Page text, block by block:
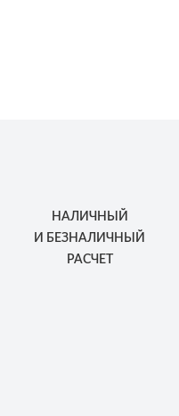
НАЛИЧНЫЙ
И БЕЗНАЛИЧНЫЙ
РАСЧЕТ